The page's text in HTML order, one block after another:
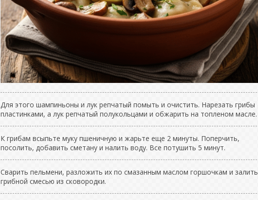
Для этого шампиньоны и лук репчатый помыть и очистить. Нарезать грибы
пластинками, а лук репчатый полукольцами и обжарить на топленом масле.
К грибам всыпьте муку пшеничную и жарьте еще 2 минуты. Поперчить,
посолить, добавить сметану и налить воду. Все потушить 5 минут.
Сварить пельмени, разложить их по смазанным маслом горшочкам и залить
грибной смесью из сковородки.